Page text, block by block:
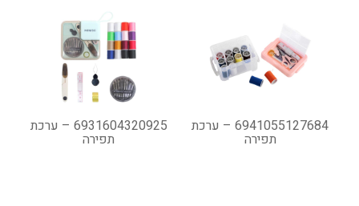
6941055127684 – ערכת
תפירה
6931604320925 – ערכת
תפירה